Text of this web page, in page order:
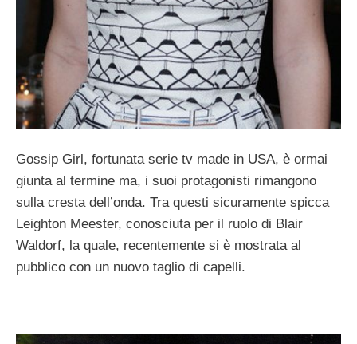
Gossip Girl, fortunata serie tv made in USA, è ormai
giunta al termine ma, i suoi protagonisti rimangono
sulla cresta dell’onda. Tra questi sicuramente spicca
Leighton Meester, conosciuta per il ruolo di Blair
Waldorf, la quale, recentemente si è mostrata al
pubblico con un nuovo taglio di capelli.